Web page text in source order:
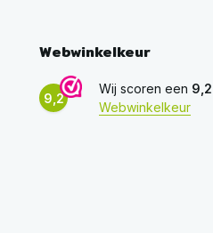
Webwinkelkeur
9,2
Wij scoren een 9,2
Webwinkelkeur